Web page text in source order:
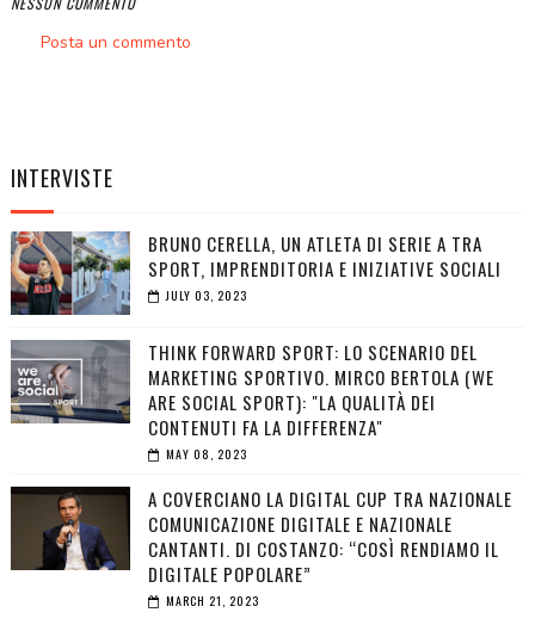
Posta un commento
INTERVISTE
BRUNO CERELLA, UN ATLETA DI SERIE A TRA
SPORT, IMPRENDITORIA E INIZIATIVE SOCIALI
JULY 03, 2023
THINK FORWARD SPORT: LO SCENARIO DEL
MARKETING SPORTIVO. MIRCO BERTOLA (WE
ARE SOCIAL SPORT): "LA QUALITÀ DEI
CONTENUTI FA LA DIFFERENZA"
MAY 08, 2023
A COVERCIANO LA DIGITAL CUP TRA NAZIONALE
COMUNICAZIONE DIGITALE E NAZIONALE
CANTANTI. DI COSTANZO: “COSÌ RENDIAMO IL
DIGITALE POPOLARE”
MARCH 21, 2023